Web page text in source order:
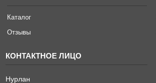
Каталог
Отзывы
Нурлан